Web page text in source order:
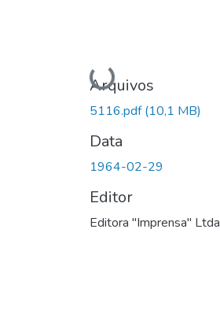
Carregando...
Arquivos
5116.pdf(10,1 MB)
Data
1964-02-29
Editor
Editora "Imprensa" Ltda